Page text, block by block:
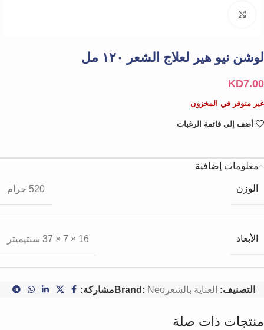
لوشن نيو هير لعلاج الشعر ١٢٠ مل
KD7.00
غير متوفر في المخزون
أضف إلى قائمة الرغبات
معلومات إضافية
الوزن 520 جرام
الأبعاد 16 × 7 × 37 سنتيميتر
التصنيف: العناية بالشعر Brand: Neo مشاركة:
منتجات ذات صلة